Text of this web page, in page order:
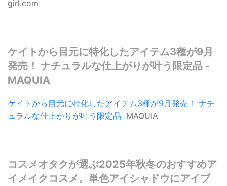
girl.com
ケイトから目元に特化したアイテム3種が9月
発売！ ナチュラルな仕上がりが叶う限定品 -
MAQUIA
ケイトから目元に特化したアイテム3種が9月発売！ ナチ
ュラルな仕上がりが叶う限定品 MAQUIA
コスメオタクが選ぶ2025年秋冬のおすすめア
イメイクコスメ。単色アイシャドウにアイブ